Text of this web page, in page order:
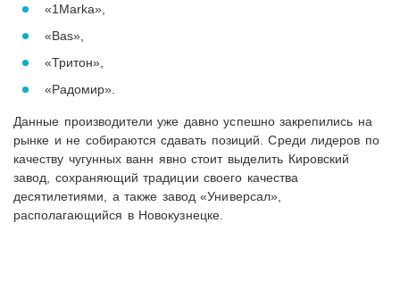
«1Marka»,
«Bas»,
«Тритон»,
«Радомир».
Данные производители уже давно успешно закрепились на
рынке и не собираются сдавать позиций. Среди лидеров по
качеству чугунных ванн явно стоит выделить Кировский
завод, сохраняющий традиции своего качества
десятилетиями, а также завод «Универсал»,
располагающийся в Новокузнецке.